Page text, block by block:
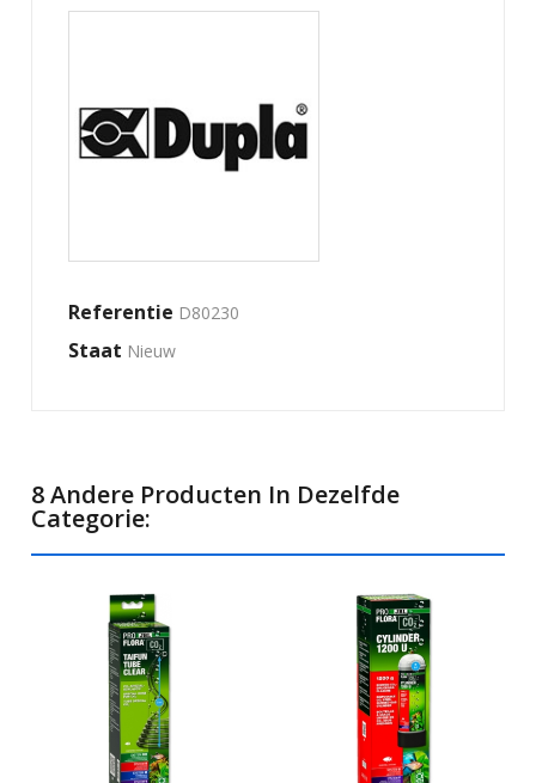
Referentie D80230
Staat Nieuw
8 Andere Producten In Dezelfde
Categorie: